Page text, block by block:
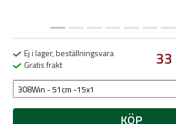
Ej i lager, beställningsvara
Gratis frakt
KÖP